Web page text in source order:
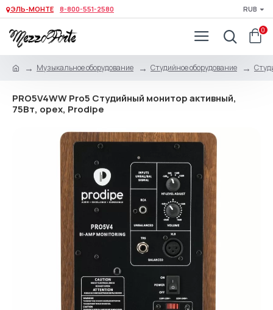
ЭЛЬ-МОНТЕ 8-800-551-2580 RUB
0
Музыкальное оборудование Студийное оборудование
PRO5V4WW Pro5 Студийный монитор активный,
75Вт, орех, Prodipe